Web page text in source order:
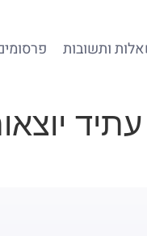
ותשובות